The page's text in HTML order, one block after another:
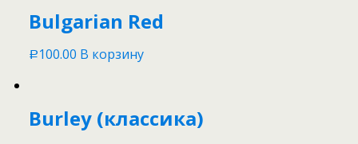
Bulgarian Red
Р 100.00 В корзину
Burley (классика)